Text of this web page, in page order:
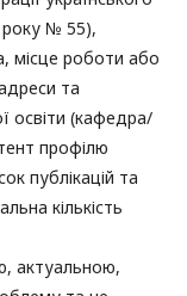
року № 55),
місце роботи або
та
освіти (кафедра/
профілю
публікацій та
кількість
актуальною,